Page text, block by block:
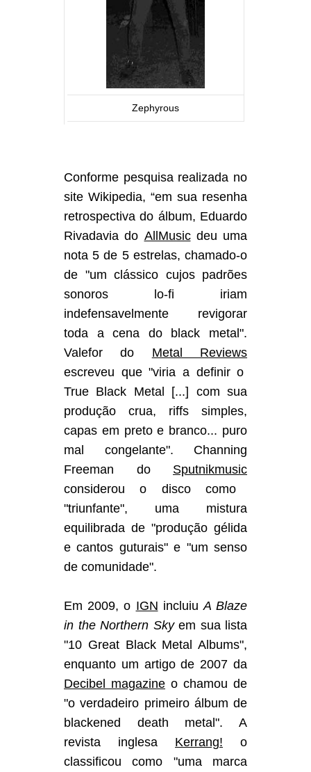
Zephyrous
Conforme pesquisa realizada no
site Wikipedia, “em sua resenha
retrospectiva do álbum, Eduardo
Rivadavia do AllMusicdeu uma
nota 5 de 5 estrelas, chamado-o
de "um clássico cujos padrões
sonoros lo-fi iriam
indefensavelmente revigorar
toda a cena do black metal".
Valefor do Metal Reviews
escreveu que "viria a definir o
True Black Metal [...] com sua
produção crua, riffs simples,
capas em preto e branco... puro
mal congelante". Channing
Freeman do Sputnikmusic
considerou o disco como
"triunfante", uma mistura
equilibrada de "produção gélida
e cantos guturais" e "um senso
de comunidade".
Em 2009, o IGN incluiuA Blaze
in the Northern Sky em sua lista
"10 Great Black Metal Albums",
enquanto um artigo de 2007 da
Decibel magazine o chamou de
"o verdadeiro primeiro álbum de
blackened death metal". A
revista inglesa Kerrang! o
classificou como "uma marca